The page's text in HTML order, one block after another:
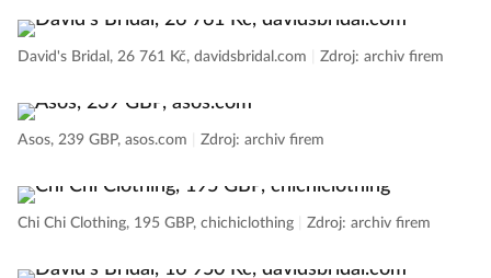
David's Bridal, 26 761 Kč, davidsbridal.com Zdroj: archiv firem
Asos, 239 GBP, asos.com Zdroj: archiv firem
Chi Chi Clothing, 195 GBP, chichiclothing Zdroj: archiv firem